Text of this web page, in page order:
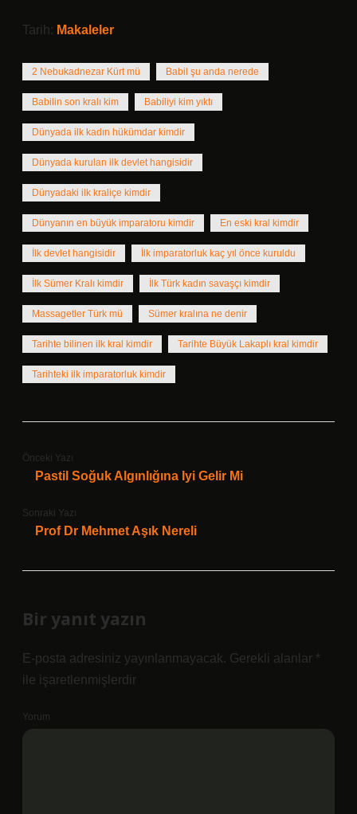
Tarih: Makaleler
2 Nebukadnezar Kürt mü Babil şu anda nerede
Babilin son kralı kim Babiliyi kim yıktı
Dünyada ilk kadın hükümdar kimdir
Dünyada kurulan ilk devlet hangisidir
Dünyadaki ilk kraliçe kimdir
Dünyanın en büyük imparatoru kimdir En eski kral kimdir
İlk devlet hangisidir İlk imparatorluk kaç yıl önce kuruldu
İlk Sümer Kralı kimdir İlk Türk kadın savaşçı kimdir
Massagetler Türk mü Sümer kralına ne denir
Tarihte bilinen ilk kral kimdir Tarihte Büyük Lakaplı kral kimdir
Tarihteki ilk imparatorluk kimdir
Önceki Yazı
Pastil Soğuk Algınlığına Iyi Gelir Mi
Sonraki Yazı
Prof Dr Mehmet Aşık Nereli
Bir yanıt yazın
E-posta adresiniz yayınlanmayacak. Gerekli alanlar *
ile işaretlenmişlerdir
Yorum